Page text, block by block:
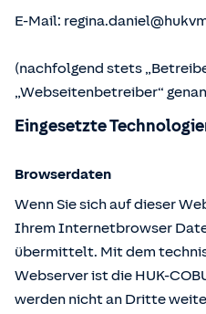
E-Mail:
(nachfolgend stets
„Webseitenbetreiber“
Eingesetzte
Browserdaten
Wenn Sie sich auf dieser
Ihrem Internetbrowser
übermittelt. Mit dem
Webserver ist die HUK-
werden nicht an Dritte